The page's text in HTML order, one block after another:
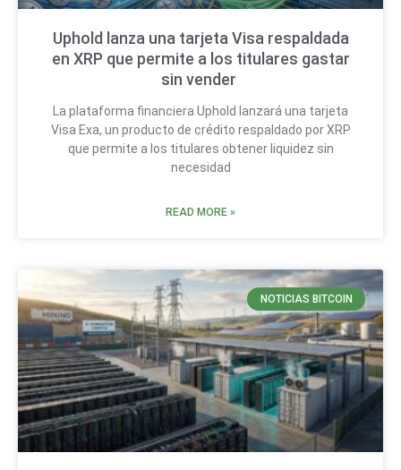
Uphold lanza una tarjeta Visa respaldada
en XRP que permite a los titulares gastar
sin vender
La plataforma financiera Uphold lanzará una tarjeta
Visa Exa, un producto de crédito respaldado por XRP
que permite a los titulares obtener liquidez sin
necesidad
READ MORE »
NOTICIAS BITCOIN